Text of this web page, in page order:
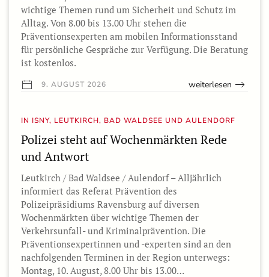
wichtige Themen rund um Sicherheit und Schutz im
Alltag. Von 8.00 bis 13.00 Uhr stehen die
Präventionsexperten am mobilen Informationsstand
für persönliche Gespräche zur Verfügung. Die Beratung
ist kostenlos.
9. AUGUST 2026 weiterlesen
IN ISNY, LEUTKIRCH, BAD WALDSEE UND AULENDORF
Polizei steht auf Wochenmärkten Rede
und Antwort
Leutkirch / Bad Waldsee / Aulendorf – Alljährlich
informiert das Referat Prävention des
Polizeipräsidiums Ravensburg auf diversen
Wochenmärkten über wichtige Themen der
Verkehrsunfall- und Kriminalprävention. Die
Präventionsexpertinnen und -experten sind an den
nachfolgenden Terminen in der Region unterwegs:
Montag, 10. August, 8.00 Uhr bis 13.00…